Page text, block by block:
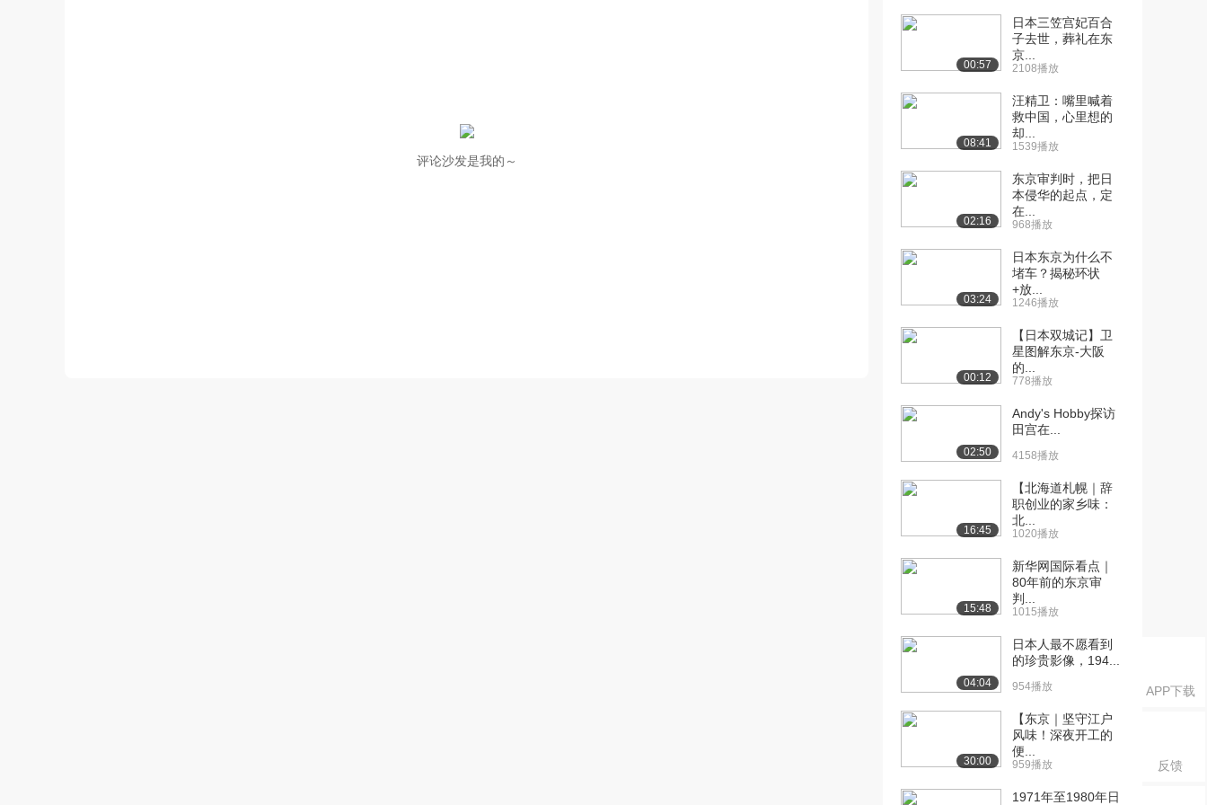
APP下载
反馈
评论沙发是我的～
1574播放
[13] (七)末日“皇”花（上） 12:02
[14] (七)末日“皇”花（下） 12:03
[15] (八)丧钟敲响（上）
6301播放
[16] (八)丧钟敲响（下） 12:01
00:57
日本三笠宫妃百合
子去世，葬礼在东
京...
2108播放
08:41
汪精卫：嘴里喊着
救中国，心里想的
却...
1539播放
02:16
东京审判时，把日
本侵华的起点，定
在...
968播放
03:24
日本东京为什么不
堵车？揭秘环状
+放...
1246播放
00:12
【日本双城记】卫
星图解东京-大阪
的...
778播放
02:50
Andy's Hobby探访
田宫在...
4158播放
16:45
【北海道札幌｜辞
职创业的家乡味：
北...
1020播放
15:48
新华网国际看点｜
80年前的东京审
判...
1015播放
04:04
日本人最不愿看到
的珍贵影像，194...
954播放
30:00
【东京｜坚守江户
风味！深夜开工的
便...
959播放
1971年至1980年日